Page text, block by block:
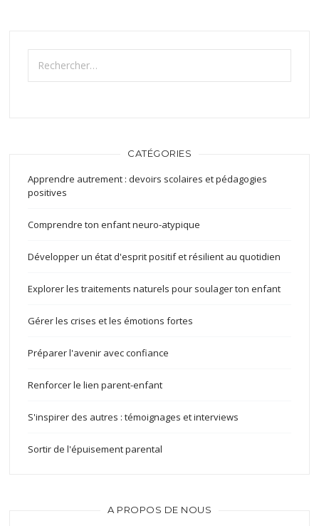
Rechercher :
CATÉGORIES
Apprendre autrement : devoirs scolaires et pédagogies
positives
Comprendre ton enfant neuro-atypique
Développer un état d'esprit positif et résilient au quotidien
Explorer les traitements naturels pour soulager ton enfant
Gérer les crises et les émotions fortes
Préparer l'avenir avec confiance
Renforcer le lien parent-enfant
S'inspirer des autres : témoignages et interviews
Sortir de l'épuisement parental
A PROPOS DE NOUS